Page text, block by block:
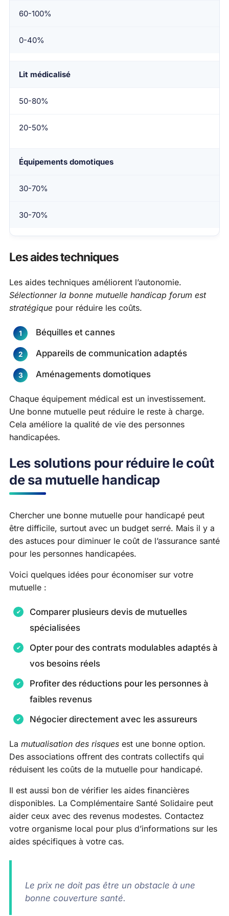
60-100%
0-40%
Lit médicalisé
50-80%
20-50%
Équipements domotiques
30-70%
30-70%
Les aides techniques
Les aides techniques améliorent l’autonomie.
Sélectionner la bonne mutuelle handicap forum est
stratégique pour réduire les coûts.
Béquilles et cannes
Appareils de communication adaptés
Aménagements domotiques
Chaque équipement médical est un investissement.
Une bonne mutuelle peut réduire le reste à charge.
Cela améliore la qualité de vie des personnes
handicapées.
Les solutions pour réduire le coût
de sa mutuelle handicap
Chercher une bonne mutuelle pour handicapé peut
être difficile, surtout avec un budget serré. Mais il y a
des astuces pour diminuer le coût de l’assurance santé
pour les personnes handicapées.
Voici quelques idées pour économiser sur votre
mutuelle :
Comparer plusieurs devis de mutuelles
spécialisées
Opter pour des contrats modulables adaptés à
vos besoins réels
Profiter des réductions pour les personnes à
faibles revenus
Négocier directement avec les assureurs
La mutualisation des risques est une bonne option.
Des associations offrent des contrats collectifs qui
réduisent les coûts de la mutuelle pour handicapé.
Il est aussi bon de vérifier les aides financières
disponibles. La Complémentaire Santé Solidaire peut
aider ceux avec des revenus modestes. Contactez
votre organisme local pour plus d’informations sur les
aides spécifiques à votre cas.
Le prix ne doit pas être un obstacle à une
bonne couverture santé.